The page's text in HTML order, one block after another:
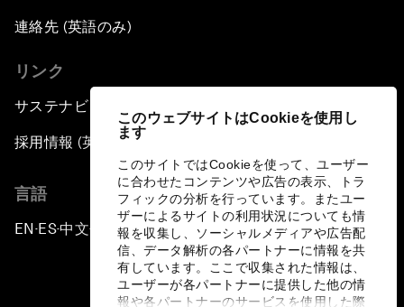
このウェブサイトはCookieを使用し
ます
このサイトではCookieを使って、ユーザー
に合わせたコンテンツや広告の表示、トラ
フィックの分析を行っています。またユー
ザーによるサイトの利用状況についても情
報を収集し、ソーシャルメディアや広告配
信、データ解析の各パートナーに情報を共
有しています。ここで収集された情報は、
ユーザーが各パートナーに提供した他の情
報や各パートナーのサービスを使用した際
連絡先 (英語のみ)
リンク
サステナビリティへの取り組み
採用情報 (英語のみ)
言語
EN ▪ES▪中文▪ 日本語